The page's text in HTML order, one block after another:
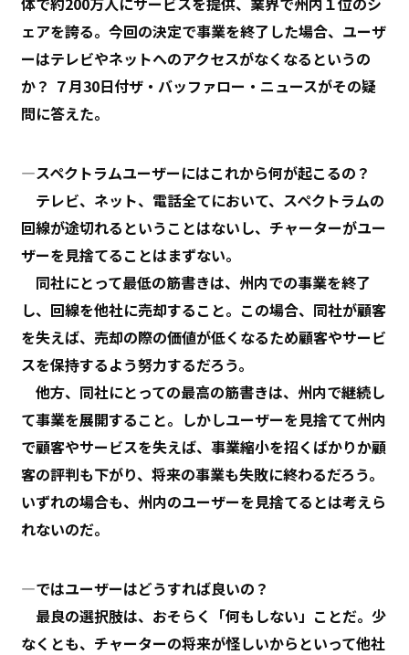
ェアを誇る。今回の決定で事業を終了した場合、ユーザ
ーはテレビやネットへのアクセスがなくなるというの
か？ ７月30日付ザ・バッファロー・ニュースがその疑
問に答えた。
―スペクトラムユーザーにはこれから何が起こるの？
テレビ、ネット、電話全てにおいて、スペクトラムの
回線が途切れるということはないし、チャーターがユー
ザーを見捨てることはまずない。
同社にとって最低の筋書きは、州内での事業を終了
し、回線を他社に売却すること。この場合、同社が顧客
を失えば、売却の際の価値が低くなるため顧客やサービ
スを保持するよう努力するだろう。
他方、同社にとっての最高の筋書きは、州内で継続し
て事業を展開すること。しかしユーザーを見捨てて州内
で顧客やサービスを失えば、事業縮小を招くばかりか顧
客の評判も下がり、将来の事業も失敗に終わるだろう。
いずれの場合も、州内のユーザーを見捨てるとは考えら
れないのだ。
―ではユーザーはどうすれば良いの？
最良の選択肢は、おそらく「何もしない」ことだ。少
なくとも、チャーターの将来が怪しいからといって他社